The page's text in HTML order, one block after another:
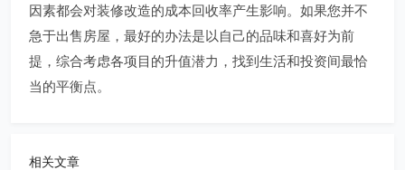
因素都会对装修改造的成本回收率产生影响。如果您并不
急于出售房屋，最好的办法是以自己的品味和喜好为前
提，综合考虑各项目的升值潜力，找到生活和投资间最恰
当的平衡点。
相关文章